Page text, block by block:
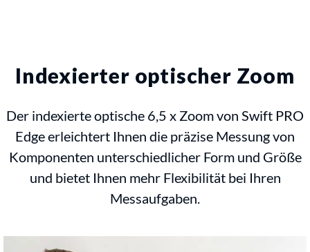
Indexierter optischer Zoom
Der indexierte optische 6,5 x Zoom von Swift PRO
Edge erleichtert Ihnen die präzise Messung von
Komponenten unterschiedlicher Form und Größe
und bietet Ihnen mehr Flexibilität bei Ihren
Messaufgaben.